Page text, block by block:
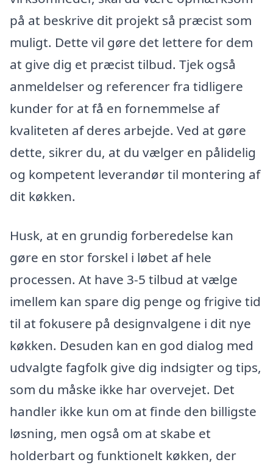
på at beskrive dit projekt så præcist som
muligt. Dette vil gøre det lettere for dem
at give dig et præcist tilbud. Tjek også
anmeldelser og referencer fra tidligere
kunder for at få en fornemmelse af
kvaliteten af deres arbejde. Ved at gøre
dette, sikrer du, at du vælger en pålidelig
og kompetent leverandør til montering af
dit køkken.
Husk, at en grundig forberedelse kan
gøre en stor forskel i løbet af hele
processen. At have 3-5 tilbud at vælge
imellem kan spare dig penge og frigive tid
til at fokusere på designvalgene i dit nye
køkken. Desuden kan en god dialog med
udvalgte fagfolk give dig indsigter og tips,
som du måske ikke har overvejet. Det
handler ikke kun om at finde den billigste
løsning, men også om at skabe et
holderbart og funktionelt køkken, der